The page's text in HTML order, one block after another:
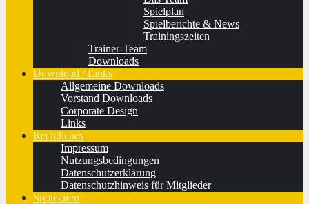
Spielplan
Spielberichte & News
Trainingszeiten
Trainer-Team
Downloads
Download / Links
Allgemeine Downloads
Vorstand Downloads
Corporate Design
Links
Rechtliches
Impressum
Nutzungsbedingungen
Datenschutzerklärung
Datenschutzhinweis für Mitglieder
Sponsoren